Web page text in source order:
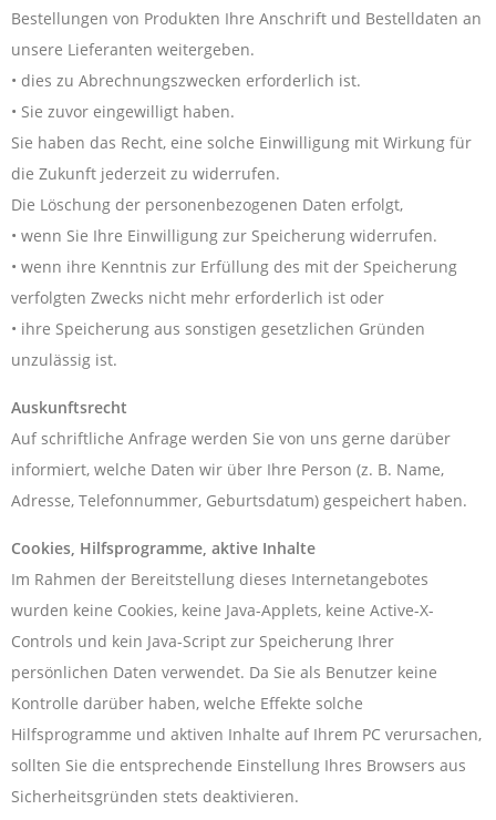
Bestellungen von Produkten Ihre Anschrift und Bestelldaten an
unsere Lieferanten weitergeben.
• dies zu Abrechnungszwecken erforderlich ist.
• Sie zuvor eingewilligt haben.
Sie haben das Recht, eine solche Einwilligung mit Wirkung für
die Zukunft jederzeit zu widerrufen.
Die Löschung der personenbezogenen Daten erfolgt,
• wenn Sie Ihre Einwilligung zur Speicherung widerrufen.
• wenn ihre Kenntnis zur Erfüllung des mit der Speicherung
verfolgten Zwecks nicht mehr erforderlich ist oder
• ihre Speicherung aus sonstigen gesetzlichen Gründen
unzulässig ist.
Auskunftsrecht
Auf schriftliche Anfrage werden Sie von uns gerne darüber
informiert, welche Daten wir über Ihre Person (z. B. Name,
Adresse, Telefonnummer, Geburtsdatum) gespeichert haben.
Cookies, Hilfsprogramme, aktive Inhalte
Im Rahmen der Bereitstellung dieses Internetangebotes
wurden keine Cookies, keine Java-Applets, keine Active-X-
Controls und kein Java-Script zur Speicherung Ihrer
persönlichen Daten verwendet. Da Sie als Benutzer keine
Kontrolle darüber haben, welche Effekte solche
Hilfsprogramme und aktiven Inhalte auf Ihrem PC verursachen,
sollten Sie die entsprechende Einstellung Ihres Browsers aus
Sicherheitsgründen stets deaktivieren.